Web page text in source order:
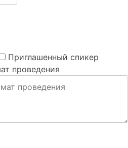
Приглашенный спикер
проведения